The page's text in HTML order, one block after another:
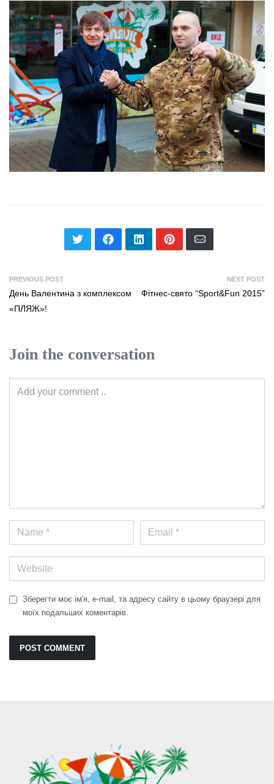
PREVIOUS POST
День Валентина з комплексом
«ПЛЯЖ»!
NEXT POST
Фітнес-свято “Sport&Fun 2015”
Join the conversation
Зберегти моє ім'я, e-mail, та адресу сайту в цьому браузері для
моїх подальших коментарів.